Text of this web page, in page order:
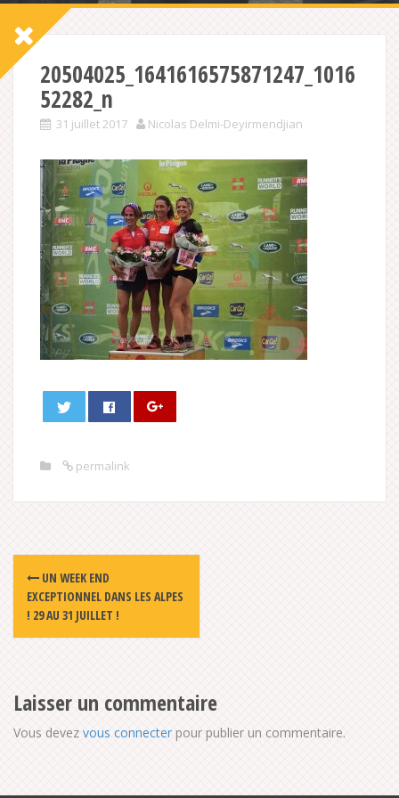
20504025_1641616575871247_1016
52282_n
31 juillet 2017 Nicolas Delmi-Deyirmendjian
permalink
Post
navigation
UN WEEK END
EXCEPTIONNEL DANS LES ALPES
! 29 AU 31 JUILLET !
Laisser un commentaire
Vous devez vous connecter pour publier un commentaire.